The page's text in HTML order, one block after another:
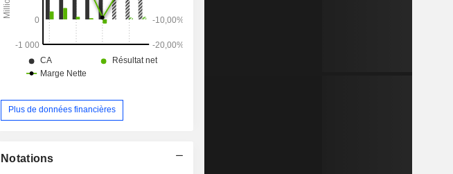
Plus de données financières
Notations